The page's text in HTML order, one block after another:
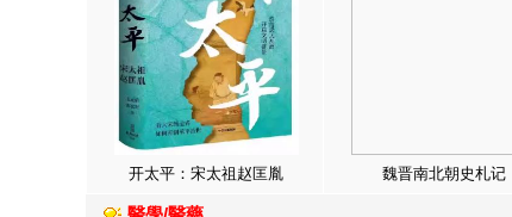
开太平：宋太祖赵匡胤 魏晋南北朝史札记